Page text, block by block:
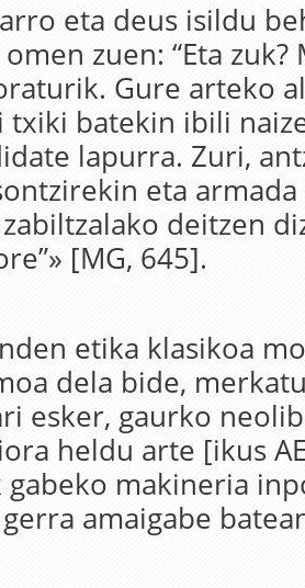
eta deus isildu
zuen: “Eta zuk?
Gure arteko
txiki batekin ibili
lapurra. Zuri,
eta
deitzen
[MG, 645].
etika klasikoa
dela bide,
esker, gaurko
heldu arte [ikus
makineria
amaigabe